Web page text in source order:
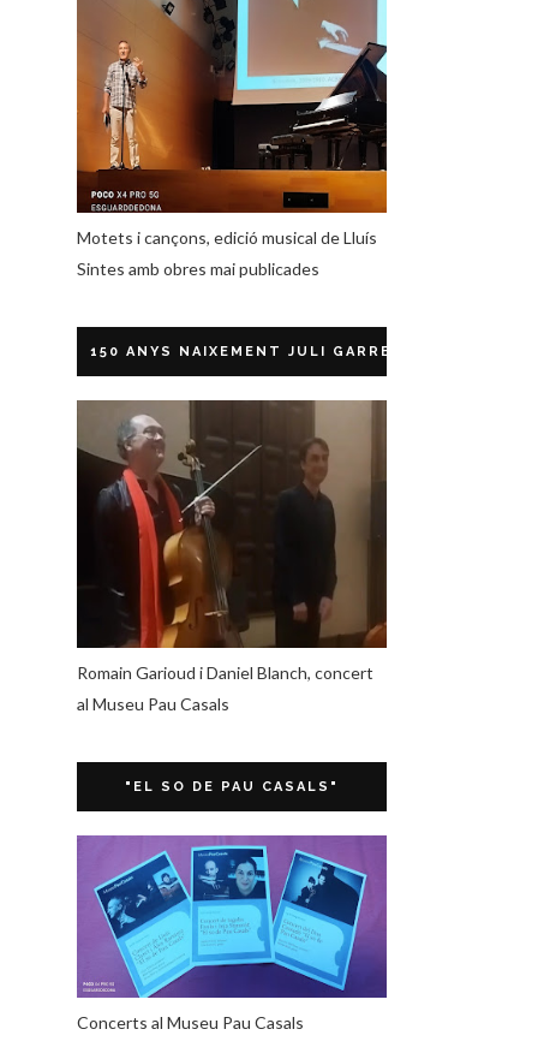
Motets i cançons, edició musical de Lluís
Sintes amb obres mai publicades
150 ANYS NAIXEMENT JULI GARRETA
Romain Garioud i Daniel Blanch, concert
al Museu Pau Casals
"EL SO DE PAU CASALS"
Concerts al Museu Pau Casals